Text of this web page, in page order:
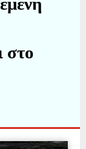
στο